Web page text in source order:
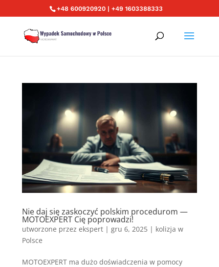
+48 600920920 | +49 1603388333
Nie daj się zaskoczyć polskim procedurom —
MOTOEXPERT Cię poprowadzi!
utworzone przez ekspert| gru 6, 2025| kolizja w
Polsce
MOTOEXPERT ma dużo doświadczenia w pomocy